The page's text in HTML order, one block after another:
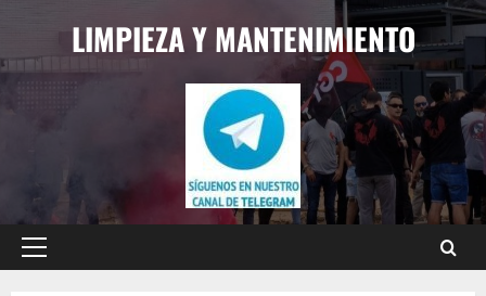
contenido
LIMPIEZA Y MANTENIMIENTO
Menú